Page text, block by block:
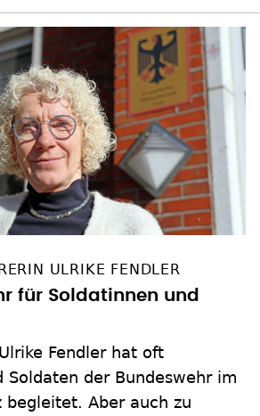
ULRIKE FENDLER
für Soldatinnen und
Fendler hat oft
Soldaten der Bundeswehr im
begleitet. Aber auch zu